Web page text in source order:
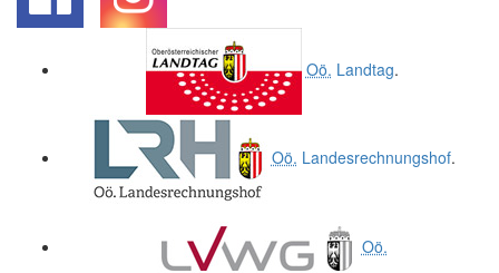
Oö. Landtag.
Oö. Landesrechnungshof.
Oö.